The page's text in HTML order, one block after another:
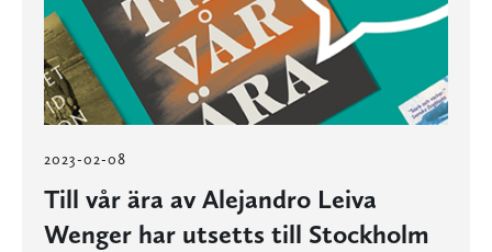
2023-02-08
Till vår ära av Alejandro Leiva
Wenger har utsetts till Stockholm